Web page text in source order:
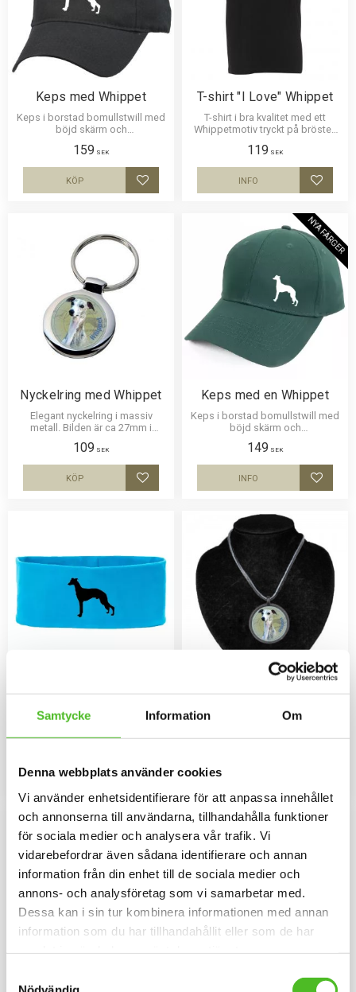
Samtycke Information Om
Denna webbplats använder cookies
Vi använder enhetsidentifierare för att anpassa innehållet
och annonserna till användarna, tillhandahålla funktioner
för sociala medier och analysera vår trafik. Vi
vidarebefordrar även sådana identifierare och annan
information från din enhet till de sociala medier och
annons- och analysföretag som vi samarbetar med.
Dessa kan i sin tur kombinera informationen med annan
information som du har tillhandahållit eller som de har
Keps med Whippet
Keps i borstad bomullstwill med
böjd skärm och
siluettmotiv av en Whippet.
Siluettbilden är ca 5 cm hög.
159 SEK
Lägg till i favoriter
KÖP
T-shirt "I Love" Whippet
T-shirt i bra kvalitet med ett
Whippetmotiv tryckt på bröstet.
119 SEK
Lägg
INFO
Nyckelring med Whippet
Elegant nyckelring i massiv
metall. Bilden är ca 27mm i
vara hållbar och ge ett intryck av
djup i bilden.
109 SEK
Lägg till i favoriter
KÖP
Keps med en Whippet
Keps i borstad bomullstwill med
böjd skärm och
siluettmotiv av en Whippet.
Siluettbilden är ca 3,5 cm hög.
149 SEK
NYA FÄRGER
Lägg
INFO
Pannband med Whippet
Pannband i kraftig Bomull /
Elastan med ett siluettmotiv av
en Whippet. Siluettbilden är ca 5
INFO
Halsband med Whippet
Vackert halsband i metall med
diameter och laminerad för att
kan anpassa till önskad längd.